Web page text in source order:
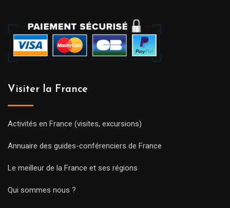
Visiter la France
Activités en France (visites, excursions)
Annuaire des guides-conférenciers de France
Le meilleur de la France et ses régions
Qui sommes nous ?